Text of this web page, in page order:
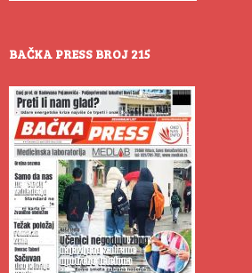
BAČKA PRESS BROJ 215